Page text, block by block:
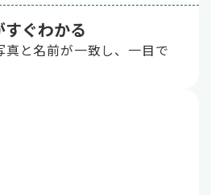
ぐわかる
真と名前が一致し、一目で